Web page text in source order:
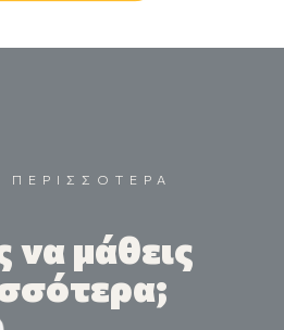
ΠΕΡΙΣΣΟΤΕΡΑ
να μάθεις